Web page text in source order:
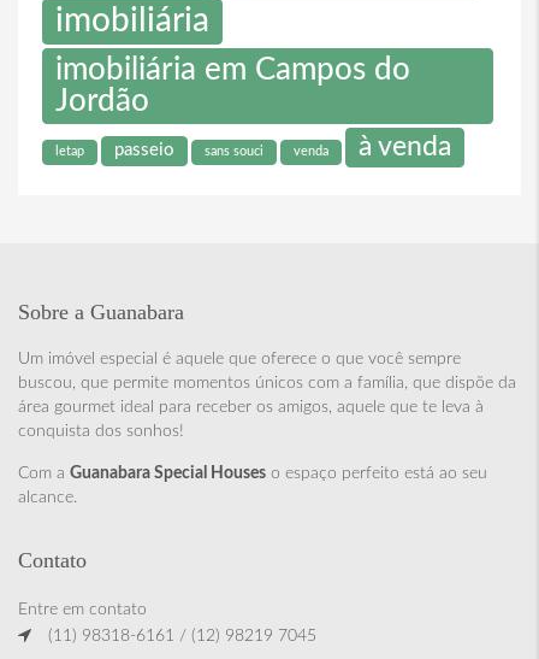
imobiliária
imobiliária em Campos do
Jordão
letap passeio sans souci venda à venda
Sobre a Guanabara
Um imóvel especial é aquele que oferece o que você sempre
buscou, que permite momentos únicos com a família, que dispõe da
área gourmet ideal para receber os amigos, aquele que te leva à
conquista dos sonhos!
Com a Guanabara Special Houses o espaço perfeito está ao seu
alcance.
Contato
Entre em contato
(11) 98318-6161 / (12) 98219 7045